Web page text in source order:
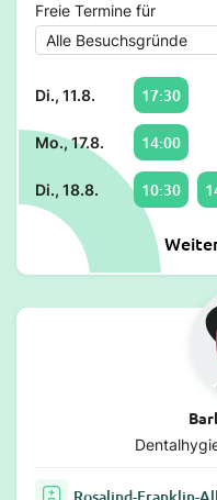
Freie Termine für
Di., 11.8. 17:30
Mo., 17.8. 14:00
Di., 18.8. 10:30